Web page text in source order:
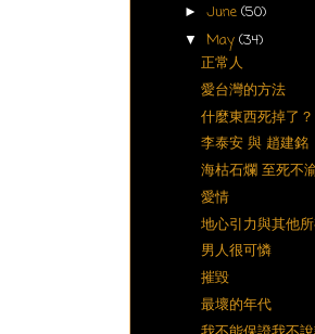
► June (50)
▼ May (34)
正常人
愛台灣的方法
什麼東西死掉了？
李泰安 與 趙建銘
海枯石爛 至死不
愛情
地心引力與其他
男人很可憐
摧毀
最壞的年代